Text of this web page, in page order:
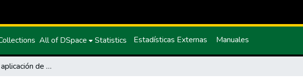
All of DSpace Statistics Estadísticas Externas Manuales
Análisis de la aplicación de las Tecnologías de la Información y la Comunicación y su incidencia en la Gestión Administrativa de los GAD parroquiales rurales Los Andes, Cristóbal Colón, periodo 2018- 2020